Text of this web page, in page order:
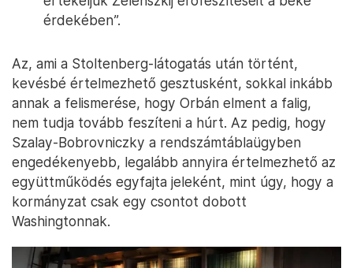
érdekében”.
Az, ami a Stoltenberg-látogatás után történt,
kevésbé értelmezhető gesztusként, sokkal inkább
annak a felismerése, hogy Orbán elment a falig,
nem tudja tovább feszíteni a húrt. Az pedig, hogy
Szalay-Bobrovniczky a rendszámtáblaügyben
engedékenyebb, legalább annyira értelmezhető az
együttműködés egyfajta jeleként, mint úgy, hogy a
kormányzat csak egy csontot dobott
Washingtonnak.